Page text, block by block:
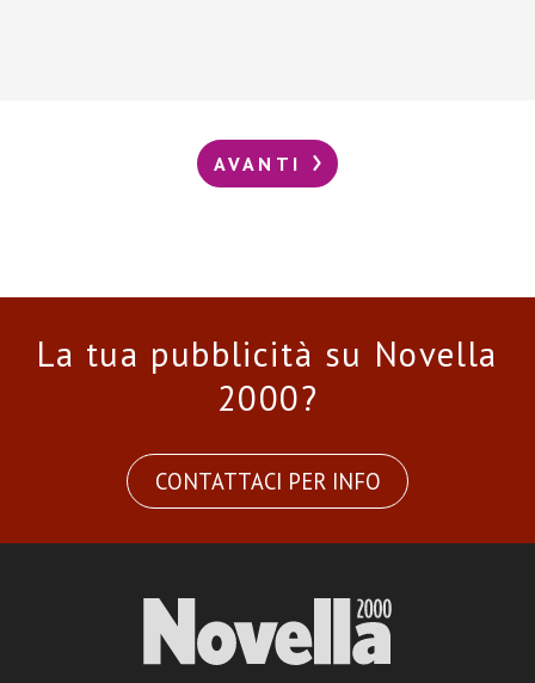
AVANTI
La tua pubblicità su Novella
2000?
CONTATTACI PER INFO